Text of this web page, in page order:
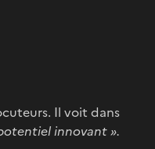
Il voit dans
innovant ».